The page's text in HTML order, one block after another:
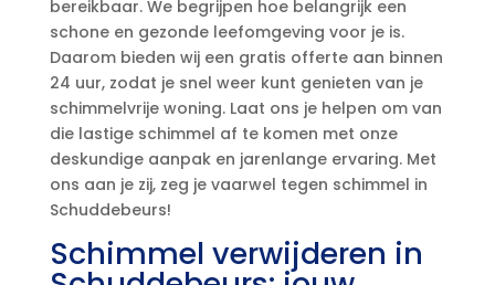
bereikbaar.​ We begrijpen hoe belangrijk een
schone en gezonde leefomgeving voor je is.​
Daarom bieden wij een gratis offerte aan binnen
24 uur, zodat je snel weer kunt genieten van je
schimmelvrije woning.​ Laat ons je helpen om van
die lastige schimmel af te komen met onze
deskundige aanpak en jarenlange ervaring.​ Met
ons aan je zij, zeg je vaarwel tegen schimmel in
Schuddebeurs!
Schimmel verwijderen in